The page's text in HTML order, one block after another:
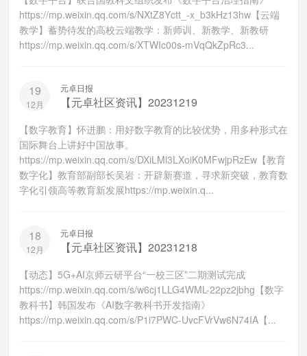
https://mp.weixin.qq.com/s/NXtZ8Yctt_-x_b3kHz13hw【云端
教学】蓄势待发的高校云端教学：新师训、新教学、新教研
https://mp.weixin.qq.com/s/XTWIc00s-mVqQkZpRc3...
19
12月
元卓日报
【元卓社区资讯】20231219
【数字教育】怀进鹏：用好数字教育的比较优势，用多种形式在
国际舞台上讲好中国故事。
https://mp.weixin.qq.com/s/DXiLMl3LXoiK0MFwjpRzEw【教育
数字化】教育部副部长吴岩：开辟新赛道，寻求新突破，教育数
字化引领高等教育新发展https://mp.weixin.q...
18
12月
元卓日报
【元卓社区资讯】20231218
【动态】5G+AI京师云研平台“一校三区”二期测试完成
https://mp.weixin.qq.com/s/w6cj1LLG4WML-22pz2jbhg【数字
教科书】韩国发布《AI数字教科书开发指南》
https://mp.weixin.qq.com/s/P1i7PWC-UvcFVrVw6N74IA【...